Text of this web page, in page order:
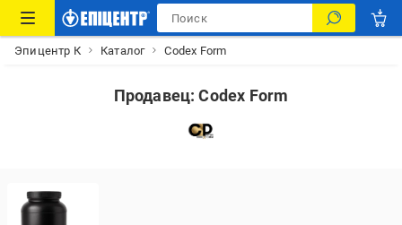
Эпицентр К Каталог Codex Form
Продавец: Codex Form